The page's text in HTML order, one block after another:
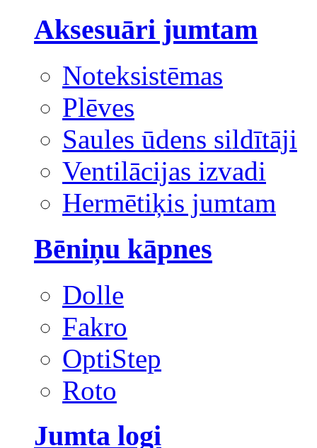
Aksesuāri jumtam
Noteksistēmas
Plēves
Saules ūdens sildītāji
Ventilācijas izvadi
Hermētiķis jumtam
Bēniņu kāpnes
Dolle
Fakro
OptiStep
Roto
Jumta logi